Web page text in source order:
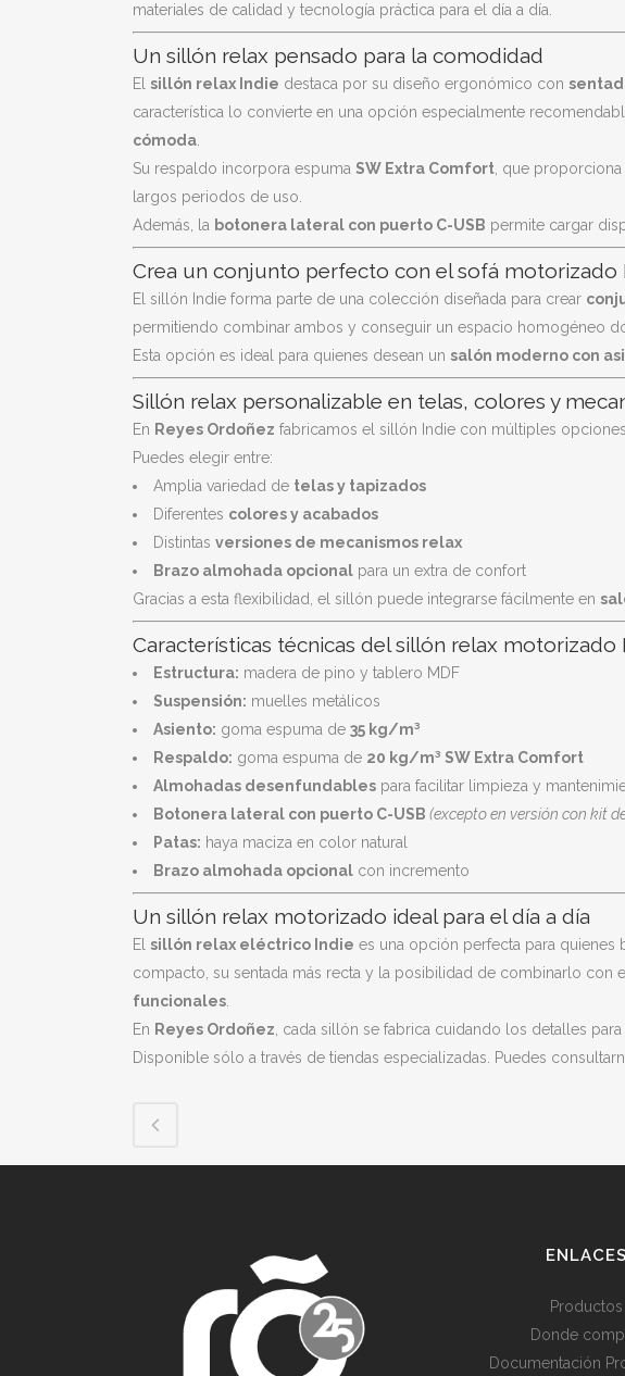
materiales de calidad y tecnología práctica para el día a día.
Un sillón relax pensado para la comodidad
El sillón relax Indie destaca por su diseño ergonómico con
característica lo convierte en una opción especialmente
cómoda
Su respaldo incorpora espuma SW Extra Comfort , que
largos periodos de uso.
Además, la botonera lateral con puerto C-USB permite cargar
Crea un conjunto perfecto con el sofá motorizado
El sillón Indie forma parte de una colección diseñada para crear
permitiendo combinar ambos y conseguir un espacio homogéneo
Esta opción es ideal para quienes desean un salón moderno con
Sillón relax personalizable en telas, colores y
En Reyes Ordoñez fabricamos el sillón Indie con múltiples
Puedes elegir entre:
Amplia variedad de telas y tapizados
Diferentes colores y acabados
Distintas versiones de mecanismos relax
Brazo almohada opcional para un extra de confort
Gracias a esta flexibilidad, el sillón puede integrarse fácilmente en
Características técnicas del sillón relax motorizado
Estructura: madera de pino y tablero MDF
Suspensión: muelles metálicos
Asiento: goma espuma de 35 kg/m³
Respaldo: goma espuma de 20 kg/m³ SW Extra Comfort
Almohadas desenfundables para facilitar limpieza y
Botonera lateral con puerto C-USB (excepto en versión con kit
Patas: haya maciza en color natural
Brazo almohada opcional con incremento
Un sillón relax motorizado ideal para el día a día
El sillón relax eléctrico Indie es una opción perfecta para quienes
compacto, su sentada más recta y la posibilidad de combinarlo con el
funcionales
En Reyes Ordoñez , cada sillón se fabrica cuidando los detalles
Disponible sólo a través de tiendas especializadas. Puedes
ENLACES
Productos
Donde
Documentación